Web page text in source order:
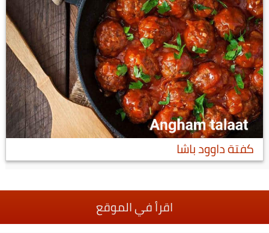
كفتة داوود باشا
اقرأ في الموقع